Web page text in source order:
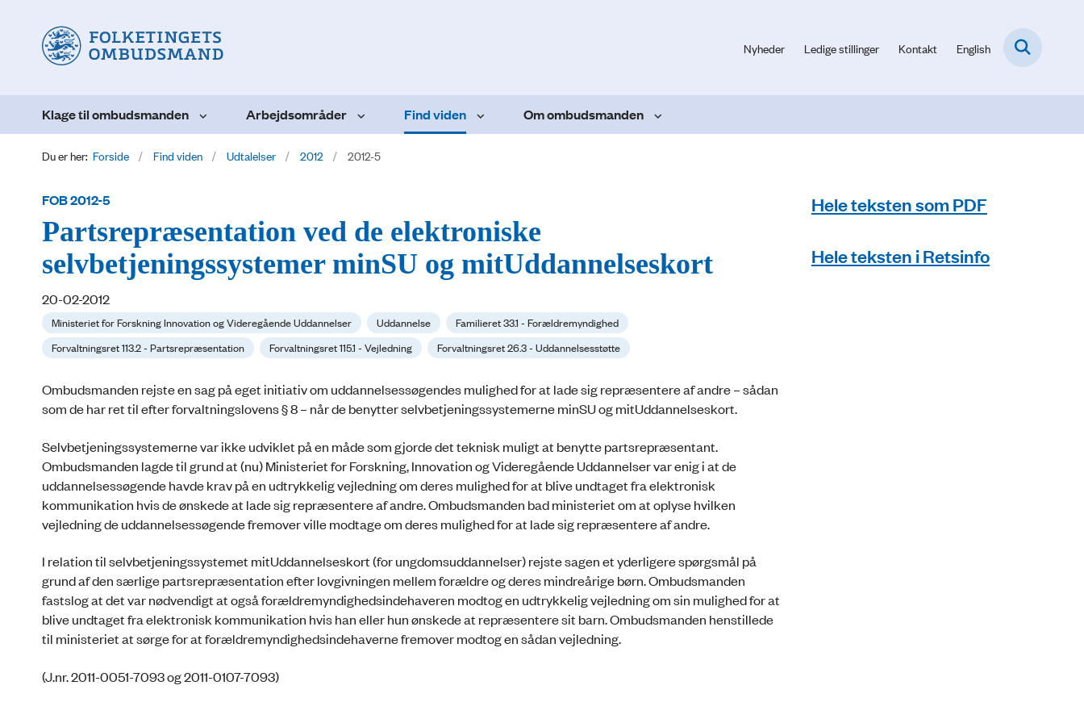
Nyheder Ledige stillinger Kontakt English
Klage til ombudsmanden Arbejdsområder Find viden Om ombudsmanden
Du er her: Forside Find viden Udtalelser 2012 2012-5
FOB 2012-5
Partsrepræsentation ved de elektroniske
selvbetjeningssystemer minSU og mitUddannelseskort
20-02-2012
Ministeriet for Forskning Innovation og Videregående Uddannelser Uddannelse
Familieret 33.1 - Forældremyndighed
Forvaltningsret 113.2 - Partsrepræsentation
Forvaltningsret 115.1 - Vejledning Forvaltningsret 26.3 - Uddannelsesstøtte
Ombudsmanden rejste en sag på eget initiativ om uddannelsessøgendes mulighed for at lade sig repræsentere af andre – sådan
som de har ret til efter forvaltningslovens § 8 – når de benytter selvbetjeningssystemerne minSU og mitUddannelseskort.
Selvbetjeningssystemerne var ikke udviklet på en måde som gjorde det teknisk muligt at benytte partsrepræsentant.
Ombudsmanden lagde til grund at (nu) Ministeriet for Forskning, Innovation og Videregående Uddannelser var enig i at de
uddannelsessøgende havde krav på en udtrykkelig vejledning om deres mulighed for at blive undtaget fra elektronisk
kommunikation hvis de ønskede at lade sig repræsentere af andre. Ombudsmanden bad ministeriet om at oplyse hvilken
vejledning de uddannelsessøgende fremover ville modtage om deres mulighed for at lade sig repræsentere af andre.
I relation til selvbetjeningssystemet mitUddannelseskort (for ungdomsuddannelser) rejste sagen et yderligere spørgsmål på
grund af den særlige partsrepræsentation efter lovgivningen mellem forældre og deres mindreårige børn. Ombudsmanden
fastslog at det var nødvendigt at også forældremyndighedsindehaveren modtog en udtrykkelig vejledning om sin mulighed for at
blive undtaget fra elektronisk kommunikation hvis han eller hun ønskede at repræsentere sit barn. Ombudsmanden henstillede
til ministeriet at sørge for at forældremyndighedsindehaverne fremover modtog en sådan vejledning.
(J.nr. 2011-0051-7093 og 2011-0107-7093)
Hele teksten som PDF
Hele teksten i Retsinfo